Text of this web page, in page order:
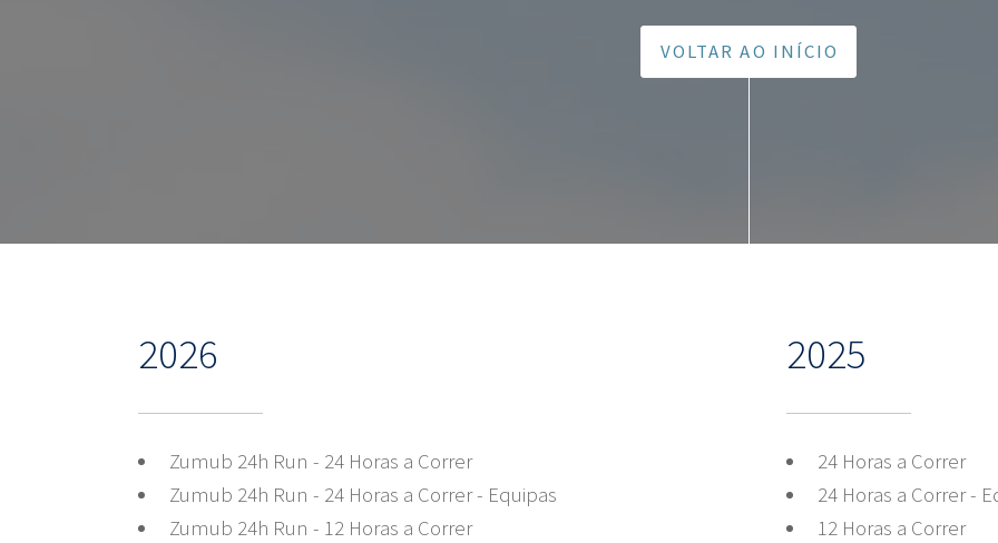
VOLTAR AO INÍCIO
2026
Zumub 24h Run - 24 Horas a Correr
Zumub 24h Run - 24 Horas a Correr - Equipas
Zumub 24h Run - 12 Horas a Correr
2025
24 Horas a Correr
24 Horas a Correr -
12 Horas a Correr